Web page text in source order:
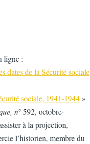
ligne :
dates de la Sécurité sociale
sociale, 1941-1944 »
n° 592, octobre-
à la projection,
l’historien, membre du